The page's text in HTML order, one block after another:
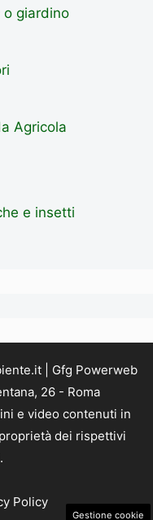
o giardino
Agricola
e insetti
| Gfg Powerweb
26 - Roma
e video contenuti in
dei rispettivi
Policy
Gestione cookie